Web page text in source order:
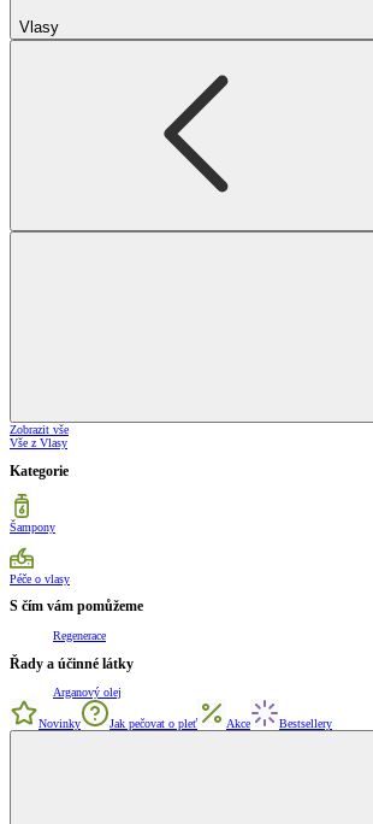
Vlasy
Zobrazit vše
Vše z Vlasy
Kategorie
Šampony
Péče o vlasy
S čím vám pomůžeme
Regenerace
Řady a účinné látky
Arganový olej
Novinky Jak pečovat o pleť Akce Bestsellery